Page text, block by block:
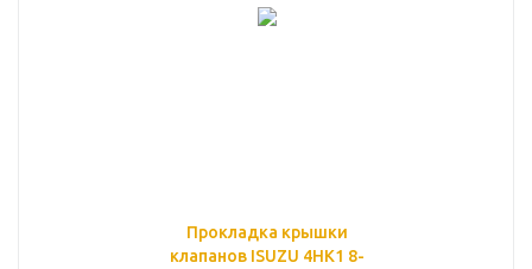
Прокладка крышки
клапанов ISUZU 4HK1 8-